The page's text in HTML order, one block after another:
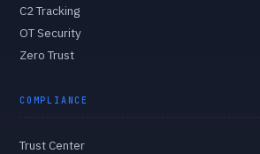
C2 Tracking
OT Security
Zero Trust
COMPLIANCE
Trust Center